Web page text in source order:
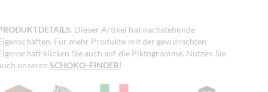
. Dieser Artikel hat nachstehende
Für mehr Produkte mit der gewünschten
klicken Sie auch auf die Piktogramme. Nutzen Sie
unserenSCHOKO-FINDER!